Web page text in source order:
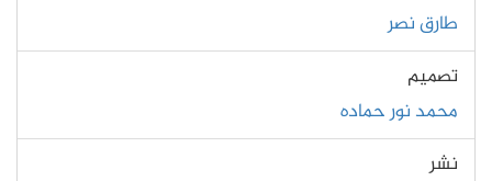
طارق نصر
تصميم
محمد نور حماده
نشر